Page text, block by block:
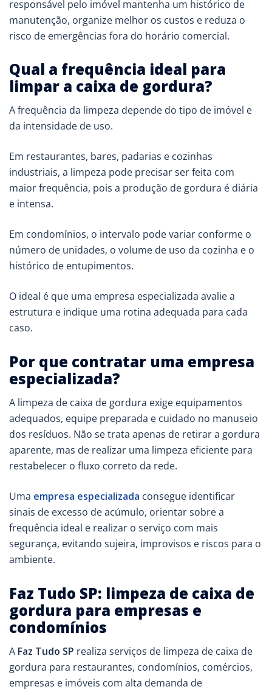
responsável pelo imóvel mantenha um histórico de
manutenção, organize melhor os custos e reduza o
risco de emergências fora do horário comercial.
Qual a frequência ideal para
limpar a caixa de gordura?
A frequência da limpeza depende do tipo de imóvel e
da intensidade de uso.
Em restaurantes, bares, padarias e cozinhas
industriais, a limpeza pode precisar ser feita com
maior frequência, pois a produção de gordura é diária
e intensa.
Em condomínios, o intervalo pode variar conforme o
número de unidades, o volume de uso da cozinha e o
histórico de entupimentos.
O ideal é que uma empresa especializada avalie a
estrutura e indique uma rotina adequada para cada
caso.
Por que contratar uma empresa
especializada?
A limpeza de caixa de gordura exige equipamentos
adequados, equipe preparada e cuidado no manuseio
dos resíduos. Não se trata apenas de retirar a gordura
aparente, mas de realizar uma limpeza eficiente para
restabelecer o fluxo correto da rede.
Uma empresa especializada consegue identificar
sinais de excesso de acúmulo, orientar sobre a
frequência ideal e realizar o serviço com mais
segurança, evitando sujeira, improvisos e riscos para o
ambiente.
Faz Tudo SP: limpeza de caixa de
gordura para empresas e
condomínios
A Faz Tudo SP realiza serviços de limpeza de caixa de
gordura para restaurantes, condomínios, comércios,
empresas e imóveis com alta demanda de